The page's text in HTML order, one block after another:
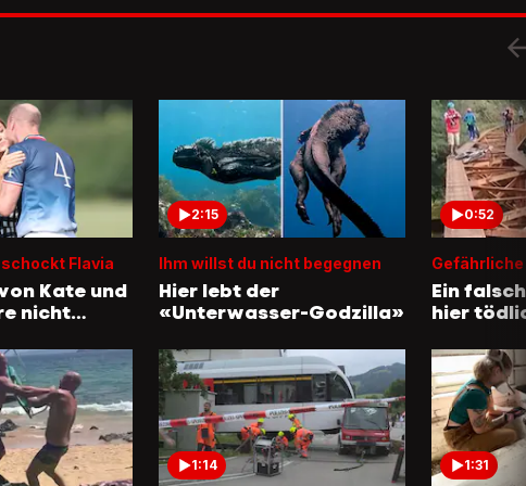
Flavia
Kate und
nicht
2:15
Ihm willst du nicht begegnen
Hier lebt der
«Unterwasser-Godzilla»
1:14
0:52
Ein
hier
1:31